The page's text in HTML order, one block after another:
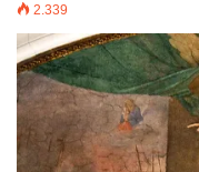
2.339